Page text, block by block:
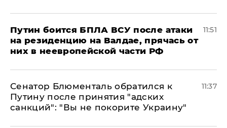
Путин боится БПЛА ВСУ после атаки
на резиденцию на Валдае, прячась от
них в неевропейской части РФ
11:51
Сенатор Блюменталь обратился к
Путину после принятия "адских
санкций": "Вы не покорите Украину"
11:37